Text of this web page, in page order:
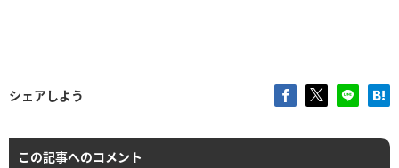
シェアしよう
この記事へのコメント